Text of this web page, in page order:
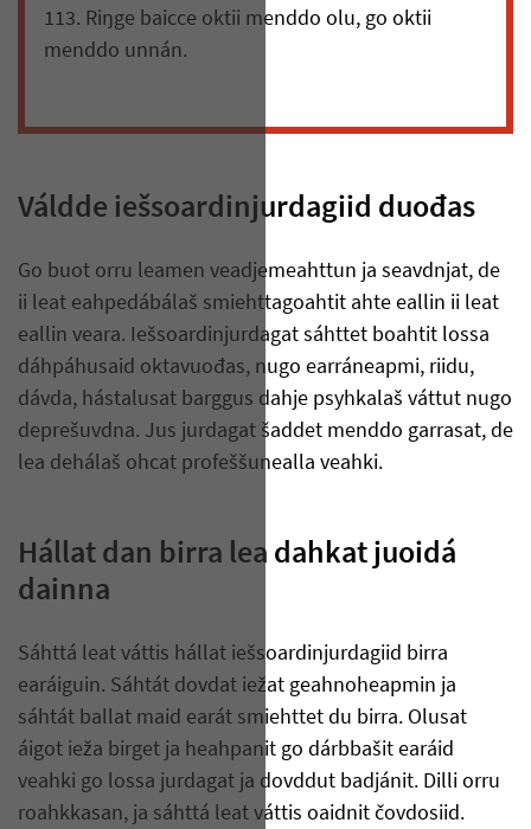
113. Riŋge baicce oktii menddo olu, go oktii
menddo unnán.
Váldde iešsoardinjurdagiid duođas
Go buot orru leamen veadjemeahttun ja seavdnjat, de
ii leat eahpedábálaš smiehttagoahtit ahte eallin ii leat
eallin veara. Iešsoardinjurdagat sáhttet boahtit lossa
dáhpáhusaid oktavuođas, nugo earráneapmi, riidu,
dávda, hástalusat barggus dahje psyhkalaš váttut nugo
deprešuvdna. Jus jurdagat šaddet menddo garrasat, de
lea dehálaš ohcat profeššunealla veahki.
Hállat dan birra lea dahkat juoidá
dainna
Sáhttá leat váttis hállat iešsoardinjurdagiid birra
earáiguin. Sáhtát dovdat iežat geahnoheapmin ja
sáhtát ballat maid earát smiehttet du birra. Olusat
áigot ieža birget ja heahpanit go dárbbašit earáid
veahki go lossa jurdagat ja dovddut badjánit. Dilli orru
roahkkasan, ja sáhttá leat váttis oaidnit čovdosiid.